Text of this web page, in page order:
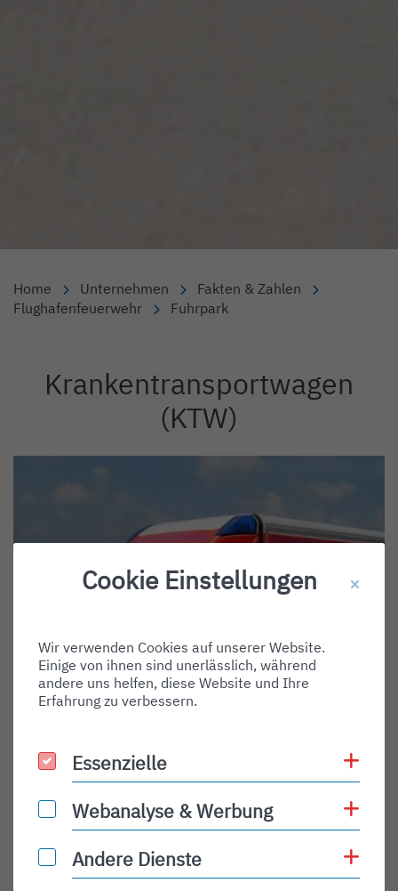
Home Unternehmen
Fakten & Zahlen
Flughafenfeuerwehr
Fuhrpark
Einleitung
Krankentransportwagen
(KTW)
Funkrufn
Florian Flughafen 1/85-1
Betriebsf
Rot 1
Cookie Einstellungen
Wir verwenden Cookies auf unserer Website.
Einige von ihnen sind unerlässlich, während
andere uns helfen, diese Website und Ihre
Erfahrung zu verbessern.
Essenzielle
Essenzielle
Webanalyse & Werbung
Webanalyse & Werbung
Andere Dienste
Andere Dienste